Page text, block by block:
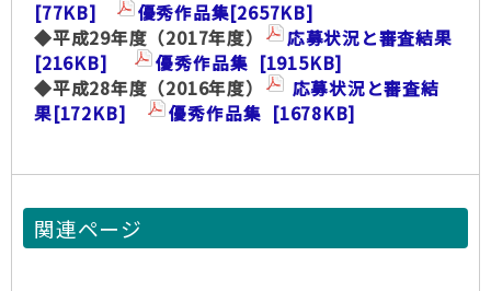
[77KB]
優秀作品集[2657KB]
◆平成29年度（2017年度）
応募状況と審査結果
[216KB]
優秀作品集 [1915KB]
◆平成28年度（2016年度）
応募状況と審査結
果[172KB] 優秀作品集 [1678KB]
関連ページ